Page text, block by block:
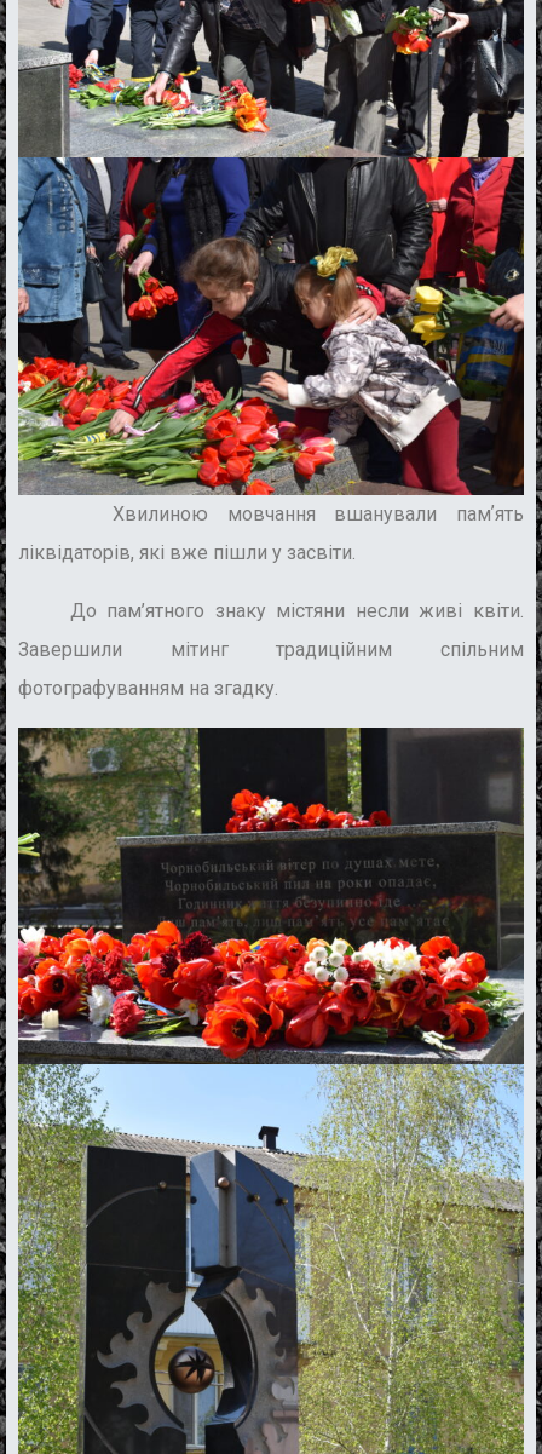
Хвилиною мовчання вшанували памʼять
ліквідаторів, які вже пішли у засвіти.
До пам’ятного знаку містяни несли живі квіти.
Завершили мітинг традиційним спільним
фотографуванням на згадку.